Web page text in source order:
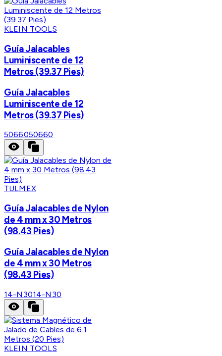
KLEIN TOOLS
Guía Jalacables
Luminiscente de 12
Metros (39.37 Pies)
Guía Jalacables
Luminiscente de 12
Metros (39.37 Pies)
5066050660
TULMEX
Guía Jalacables de Nylon
de 4 mm x 30 Metros
(98.43 Pies)
Guía Jalacables de Nylon
de 4 mm x 30 Metros
(98.43 Pies)
14-N3014-N30
KLEIN TOOLS